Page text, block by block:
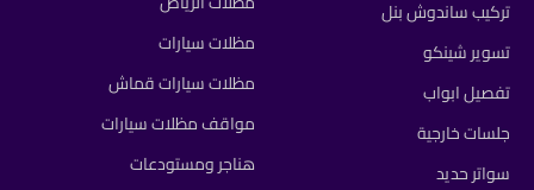
تركيب ساندوش بنل
تسوير شينكو
تفصيل ابواب
جلسات خارجية
سواتر حديد
مظلات سيارات
مظلات سيارات قماش
مواقف مظلات سيارات
هناجر ومستودعات